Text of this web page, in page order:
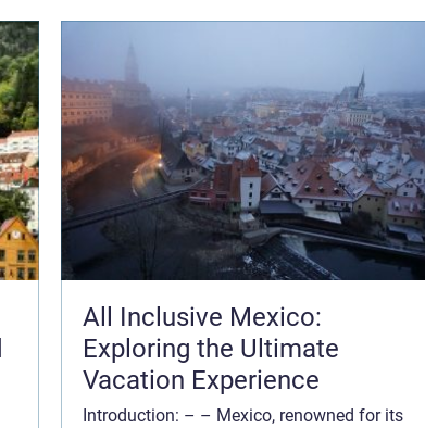
All Inclusive Mexico:
Exploring the Ultimate
Vacation Experience
Introduction: – – Mexico, renowned for its